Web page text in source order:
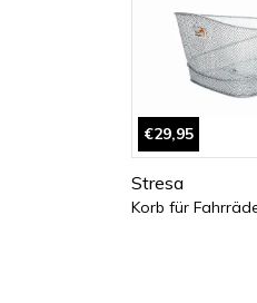
€29,95
Stresa
Korb für